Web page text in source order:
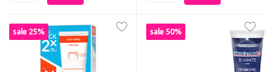
sale 25% sale 50%